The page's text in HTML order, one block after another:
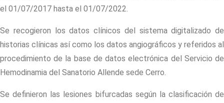
el 01/07/2017 hasta el 01/07/2022.
Se recogieron los datos clínicos del sistema digitalizado de
historias clínicas así como los datos angiográficos y referidos al
procedimiento de la base de datos electrónica del Servicio de
Hemodinamia del Sanatorio Allende sede Cerro.
Se definieron las lesiones bifurcadas según la clasificación de